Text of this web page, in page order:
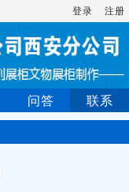
登录 注册
问答
联系